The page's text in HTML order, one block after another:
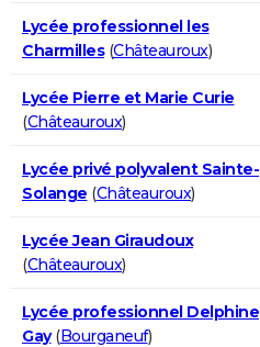
Lycée professionnel les
Charmilles(Châteauroux)
Lycée Pierre et Marie Curie
(Châteauroux)
Lycée privé polyvalent Sainte-
Solange (Châteauroux)
Lycée Jean Giraudoux
(Châteauroux)
Lycée professionnel Delphine
Gay(Bourganeuf)